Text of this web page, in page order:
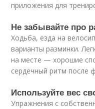
приложения для
Не забывайте про
Ходьба, езда на
варианты разминки.
на месте — хорошие
сердечный ритм после
Используйте вес
Упражнения с